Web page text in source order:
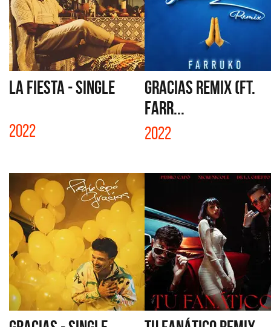
LA FIESTA - SINGLE
2022
GRACIAS REMIX (FT.
FARR...
2022